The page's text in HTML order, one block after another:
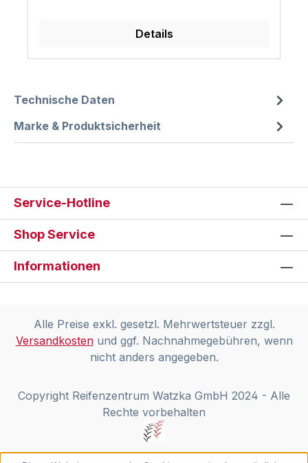
Details
Technische Daten
Marke & Produktsicherheit
Service-Hotline
Shop Service
Informationen
Alle Preise exkl. gesetzl. Mehrwertsteuer zzgl.
Versandkostenund ggf. Nachnahmegebühren, wenn
nicht anders angegeben.
Copyright Reifenzentrum Watzka GmbH 2024 - Alle
Rechte vorbehalten